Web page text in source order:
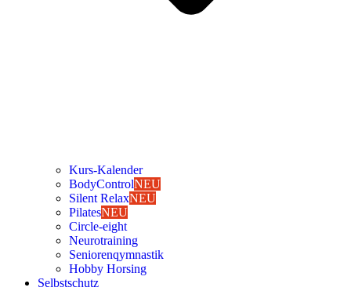
Kurs-Kalen­­der
Body­Con­trolNEU
Silent RelaxNEU
Pila­tesNEU
Cir­cle-eight
Neu­ro­trai­ning
Senio­ren­qym­nas­tik
Hob­by Hor­sing
Selbst­schutz